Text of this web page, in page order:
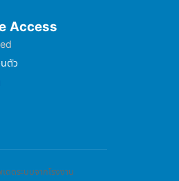
Access
ตัว
ดระบบจากโรงงาน